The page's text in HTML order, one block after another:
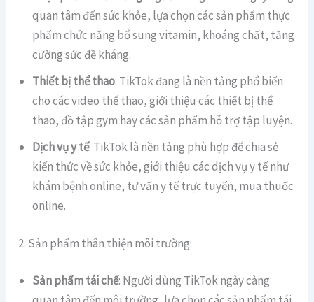
quan tâm đến sức khỏe, lựa chọn các sản phẩm thực
phẩm chức năng bổ sung vitamin, khoáng chất, tăng
cường sức đề kháng.
Thiết bị thể thao: TikTok đang là nền tảng phổ biến
cho các video thể thao, giới thiệu các thiết bị thể
thao, đồ tập gym hay các sản phẩm hỗ trợ tập luyện.
Dịch vụ y tế: TikTok là nền tảng phù hợp để chia sẻ
kiến thức về sức khỏe, giới thiệu các dịch vụ y tế như
khám bệnh online, tư vấn y tế trực tuyến, mua thuốc
online.
2. Sản phẩm thân thiện môi trường:
Sản phẩm tái chế: Người dùng TikTok ngày càng